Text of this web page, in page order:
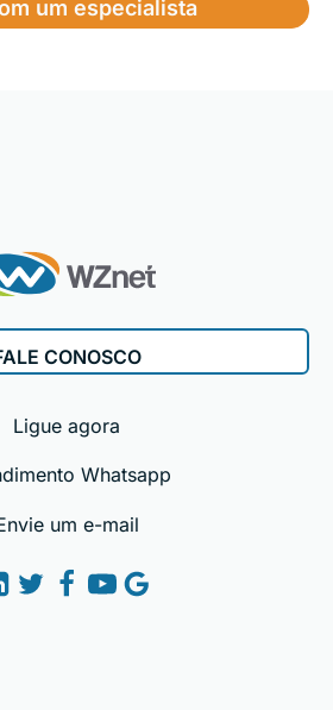
um especialista
CONOSCO
Ligue agora
Whatsapp
um e-mail